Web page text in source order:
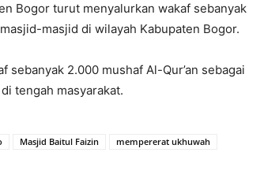
Bogor turut menyalurkan wakaf sebanyak
masjid di wilayah Kabupaten Bogor.
2.000 mushaf Al-Qur’an sebagai
tengah masyarakat.
Masjid Baitul Faizin
mempererat ukhuwah